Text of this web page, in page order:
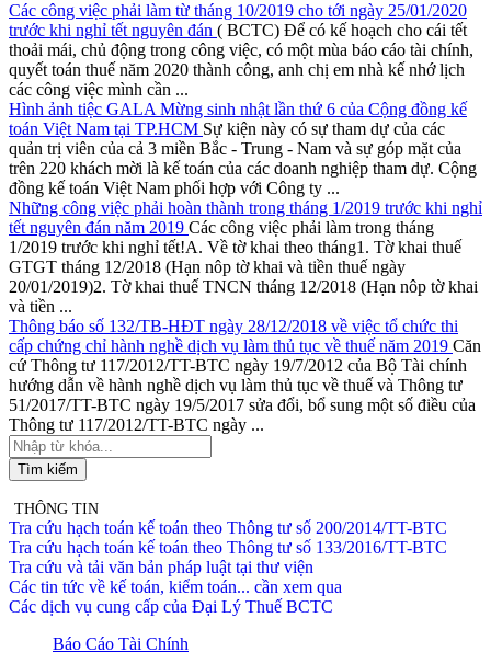
Các công việc phải làm từ tháng 10/2019 cho tới ngày 25/01/2020
trước khi nghỉ tết nguyên đán ( BCTC) Để có kế hoạch cho cái tết
thoải mái, chủ động trong công việc, có một mùa báo cáo tài chính,
quyết toán thuế năm 2020 thành công, anh chị em nhà kế nhớ lịch
các công việc mình cần ...
Hình ảnh tiệc GALA Mừng sinh nhật lần thứ 6 của Cộng đồng kế
toán Việt Nam tại TP.HCM Sự kiện này có sự tham dự của các
quản trị viên của cả 3 miền Bắc - Trung - Nam và sự góp mặt của
trên 220 khách mời là kế toán của các doanh nghiệp tham dự. Cộng
đồng kế toán Việt Nam phối hợp với Công ty ...
Những công việc phải hoàn thành trong tháng 1/2019 trước khi nghỉ
tết nguyên đán năm 2019 Các công việc phải làm trong tháng
1/2019 trước khi nghỉ tết!A. Về tờ khai theo tháng1. Tờ khai thuế
GTGT tháng 12/2018 (Hạn nôp tờ khai và tiền thuế ngày
20/01/2019)2. Tờ khai thuế TNCN tháng 12/2018 (Hạn nôp tờ khai
và tiền ...
Thông báo số 132/TB-HĐT ngày 28/12/2018 về việc tổ chức thi
cấp chứng chỉ hành nghề dịch vụ làm thủ tục về thuế năm 2019 Căn
cứ Thông tư 117/2012/TT-BTC ngày 19/7/2012 của Bộ Tài chính
hướng dẫn về hành nghề dịch vụ làm thủ tục về thuế và Thông tư
51/2017/TT-BTC ngày 19/5/2017 sửa đổi, bổ sung một số điều của
Thông tư 117/2012/TT-BTC ngày ...
Tìm kiếm
THÔNG TIN
Tra cứu hạch toán kế toán theo Thông tư số 200/2014/TT-BTC
Tra cứu hạch toán kế toán theo Thông tư số 133/2016/TT-BTC
Tra cứu và tải văn bản pháp luật tại thư viện
Các tin tức về kế toán, kiểm toán... cần xem qua
Các dịch vụ cung cấp của Đại Lý Thuế BCTC
Báo Cáo Tài Chính